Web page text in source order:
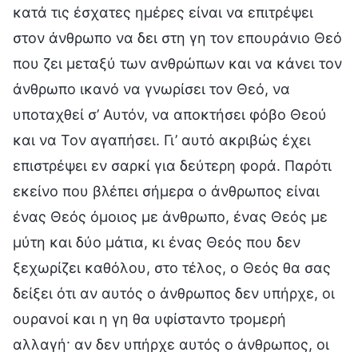
κατά τις έσχατες ημέρες είναι να επιτρέψει
στον άνθρωπο να δει στη γη τον επουράνιο Θεό
που ζει μεταξύ των ανθρώπων και να κάνει τον
άνθρωπο ικανό να γνωρίσει τον Θεό, να
υποταχθεί σ’ Αυτόν, να αποκτήσει φόβο Θεού
και να Τον αγαπήσει. Γι’ αυτό ακριβώς έχει
επιστρέψει εν σαρκί για δεύτερη φορά. Παρότι
εκείνο που βλέπει σήμερα ο άνθρωπος είναι
ένας Θεός όμοιος με άνθρωπο, ένας Θεός με
μύτη και δύο μάτια, κι ένας Θεός που δεν
ξεχωρίζει καθόλου, στο τέλος, ο Θεός θα σας
δείξει ότι αν αυτός ο άνθρωπος δεν υπήρχε, οι
ουρανοί και η γη θα υφίσταντο τρομερή
αλλαγή· αν δεν υπήρχε αυτός ο άνθρωπος, οι